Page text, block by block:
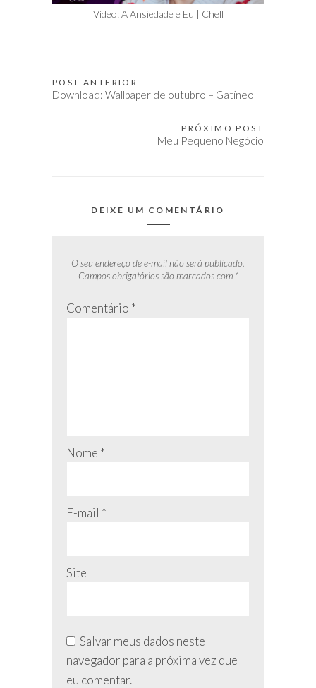
Vídeo: A Ansiedade e Eu | Chell
Navegação
POST ANTERIOR
Download: Wallpaper de outubro – Gatíneo
PRÓXIMO POST
Meu Pequeno Negócio
DEIXE UM COMENTÁRIO
O seu endereço de e-mail não será publicado.
Campos obrigatórios são marcados com *
Comentário *
Nome *
E-mail *
Site
Salvar meus dados neste
navegador para a próxima vez que
eu comentar.